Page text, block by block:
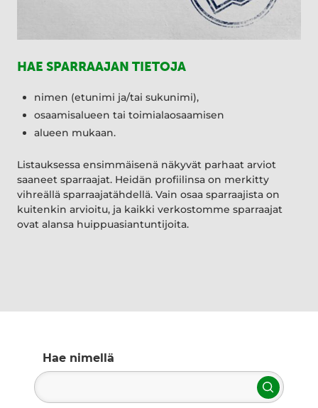
HAE SPARRAAJAN TIETOJA
nimen (etunimi ja/tai sukunimi),
osaamisalueen tai toimialaosaamisen
alueen mukaan.
Listauksessa ensimmäisenä näkyvät parhaat arviot
saaneet sparraajat. Heidän profiilinsa on merkitty
vihreällä sparraajatähdellä. Vain osaa sparraajista on
kuitenkin arvioitu, ja kaikki verkostomme sparraajat
ovat alansa huippuasiantuntijoita.
Hae nimellä
Hae